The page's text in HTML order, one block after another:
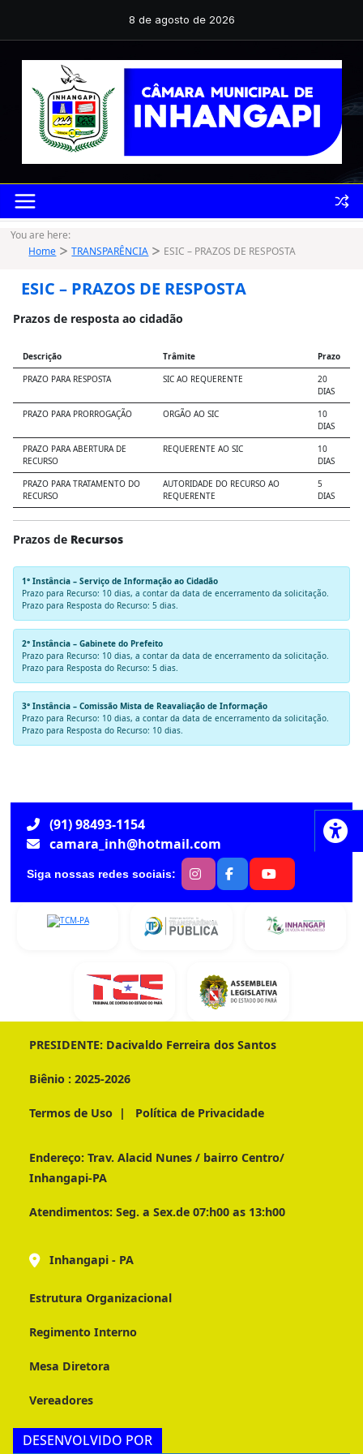
conteúdo
8 de agosto de 2026
You are here:
Home
TRANSPARÊNCIA ESIC – PRAZOS DE RESPOSTA
ESIC – PRAZOS DE RESPOSTA
Prazos de resposta ao cidadão
Descrição Trâmite
Prazo
PRAZO PARA RESPOSTA
SIC AO REQUERENTE
20
DIAS
PRAZO PARA PRORROGAÇÃO
ORGÃO AO SIC
10
DIAS
PRAZO PARA ABERTURA DE
RECURSO
REQUERENTE AO SIC
10
DIAS
PRAZO PARA TRATAMENTO DO
RECURSO
AUTORIDADE DO RECURSO AO
REQUERENTE
5
DIAS
Prazos de Recursos
1° Instância – Serviço de Informação ao Cidadão
Prazo para Recurso: 10 dias, a contar da data de encerramento da solicitação.
Prazo para Resposta do Recurso: 5 dias.
2° Instância – Gabinete do Prefeito
Prazo para Recurso: 10 dias, a contar da data de encerramento da solicitação.
Prazo para Resposta do Recurso: 5 dias.
3° Instância – Comissão Mista de Reavaliação de Informação
Prazo para Recurso: 10 dias, a contar da data de encerramento da solicitação.
Prazo para Resposta do Recurso: 10 dias.
(91) 98493-1154
camara_inh@hotmail.com
Siga nossas redes sociais:
PRESIDENTE: Dacivaldo Ferreira dos Santos
Biênio : 2025-2026
Termos de Uso | Política de Privacidade
Endereço: Trav. Alacid Nunes / bairro Centro/
Inhangapi-PA
Atendimentos: Seg. a Sex.de 07:h00 as 13:h00
Inhangapi - PA
Estrutura Organizacional
Regimento Interno
Mesa Diretora
Vereadores
DESENVOLVIDO POR